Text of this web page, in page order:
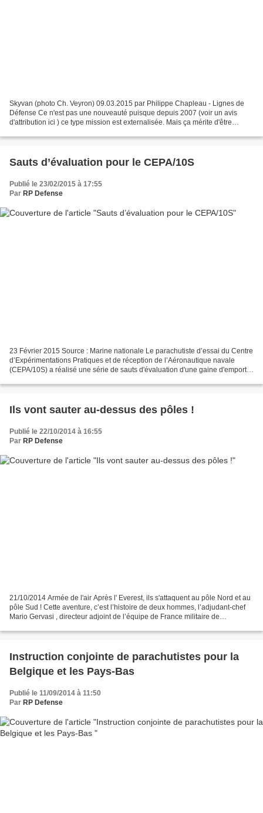
Skyvan (photo Ch. Veyron) 09.03.2015 par Philippe Chapleau - Lignes de
Défense Ce n'est pas une nouveauté puisque depuis 2007 (voir un avis
d'attribution ici ) ce type mission est externalisée. Mais ça mérite d'être
Sauts d’évaluation pour le CEPA/10S
Publié le 23/02/2015 à 17:55
Par RP Defense
23 Février 2015 Source : Marine nationale Le parachutiste d’essai du Centre
d’Expérimentations Pratiques et de réception de l’Aéronautique navale
(CEPA/10S) a réalisé une série de sauts d'évaluation d'une gaine d'emport
Ils vont sauter au-dessus des pôles !
Publié le 22/10/2014 à 16:55
Par RP Defense
21/10/2014 Armée de l'air Après l' Everest, ils s'attaquent au pôle Nord et au
pôle Sud ! Cette aventure, c’est l’histoire de deux hommes, l’adjudant-chef
Mario Gervasi , directeur adjoint de l’équipe de France militaire de
Instruction conjointe de parachutistes pour la
Belgique et les Pays-Bas
Publié le 11/09/2014 à 11:50
Par RP Defense